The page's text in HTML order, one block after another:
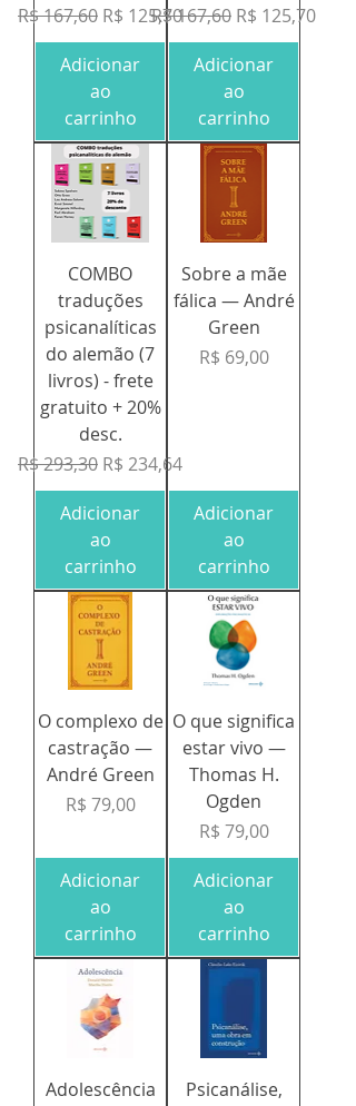
Preço normal
R$ 167,60 Preço promocional
R$ 125,70
Adicionar
ao
carrinho
Preço normal
R$ 167,60 Preço
R$ 125,70
Adicionar
ao
carrinho
COMBO
traduções
psicanalíticas
do alemão (7
livros) - frete
gratuito + 20%
desc.
Preço normal
R$ 293,30 Preço promocional
R$ 234,64
Adicionar
ao
carrinho
Sobre a mãe
fálica — André
Green
Preço
R$ 69,00
Adicionar
ao
carrinho
O complexo de
castração —
André Green
Preço
R$ 79,00
Adicionar
ao
carrinho
O que significa
estar vivo —
Thomas H.
Ogden
Preço
R$ 79,00
Adicionar
ao
carrinho
Adolescência
Psicanálise,